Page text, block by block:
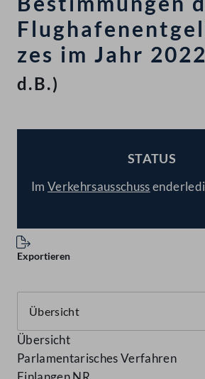
zes im Jahr 2022
d.B.)
STATUS
ImVerkehrsausschuss
Exportieren
Übersicht
Parlamentarisches Verfahren